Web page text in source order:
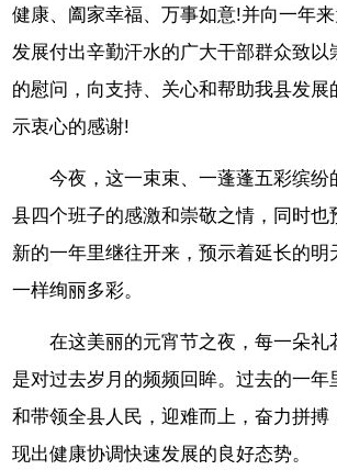
健康、阖家幸福、万事如意!并向一年
发展付出辛勤汗水的广大干部群众致以
的慰问，向支持、关心和帮助我县发展
示衷心的感谢!
今夜，这一束束、一蓬蓬五彩缤纷
县四个班子的感激和崇敬之情，同时也
新的一年里继往开来，预示着延长的明
一样绚丽多彩。
在这美丽的元宵节之夜，每一朵礼
是对过去岁月的频频回眸。过去的一年
和带领全县人民，迎难而上，奋力拼搏
现出健康协调快速发展的良好态势。